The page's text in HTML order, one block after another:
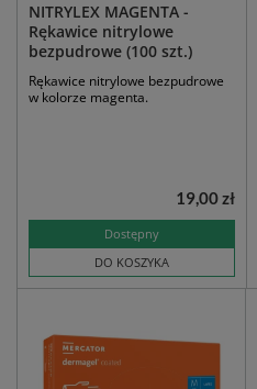
NITRYLEX MAGENTA -
Rękawice nitrylowe
bezpudrowe (100 szt.)
Rękawice nitrylowe bezpudrowe
w kolorze magenta.
Dostępny
DO KOSZYKA
19,00 zł